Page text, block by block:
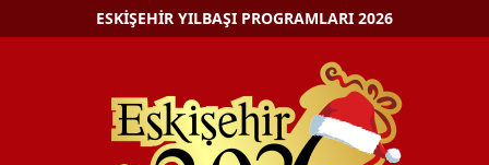
ESKIŞEHIR YILBAŞI PROGRAMLARI 2026